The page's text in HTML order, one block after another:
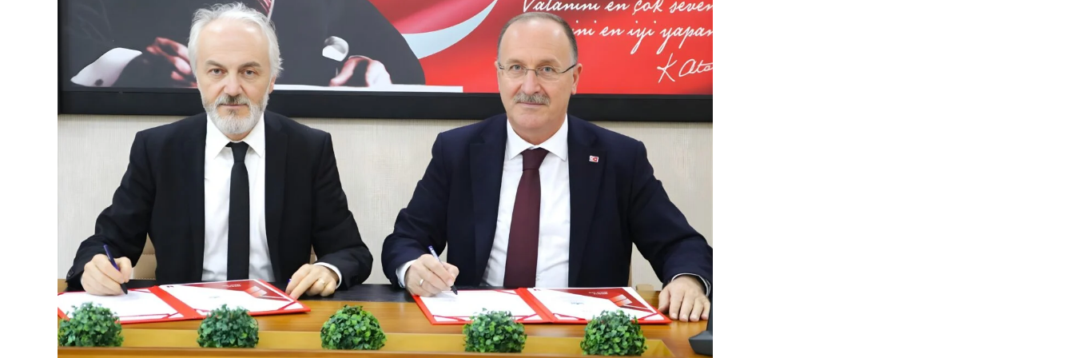
yürüttüğünü belirtenZorlu Enerji Jeotermal Kaynaklar, Ar-Ge ve İnovasyon Grup
Müdürü Ural Halaçoğlu,“Ar-Ge birimi olarak AB’nin en büyük araştırma ve inovasyon
programı olan UFUK Avrupa kapsamında bugüne kadar JIDEP, SEHRENE, nGel, EOLIAN,
Twinvest ve VERTI-GO projelerinin de aralarında bulunduğu altı ayrı Ar-Ge projemizle
toplam 2,41 Milyon Euro hibe desteği almaya hak kazandık. 2023 yılında, proje bazında
bugüne kadarki en yüksek bütçeye sahip olan 1,91 milyon Euro destekli nGel projemiz bu
kapsamda hibe desteği aldı. Bununla birlikte ilk kez ana koordinatör olarak Eurogia23
Programı’na başvurduğumuz WindTwin projemiz TÜBİTAK, JESKE projemiz ise TENMAK’ın
(Türkiye Enerji, Nükleer ve Maden Araştırma Kurumu) ilk defa açtığı TUGEP Programı
kapsamında hibe desteği almaya hak kazandı. Her iki proje de şu an sözleşme aşamasında
bulunuyor. Ulusal ve uluslararası fonlarla desteklenen ve her geçen yıl çeşitlenen Ar-Ge
portföyümüzle çalışmalarımızı kararlılıkla sürdürüyoruz.”
dedi.
20’ye yakın Ar-Ge projesi yönetiliyor
Ulusal ve uluslararası fonlarla desteklenen Ar-Ge portföyüyle çalışmalarını sürdürdüklerini
belirtenHalaçoğlu, şunları söyledi: “Zorlu Enerji olarak çalışmalarımızı yenilenebilir